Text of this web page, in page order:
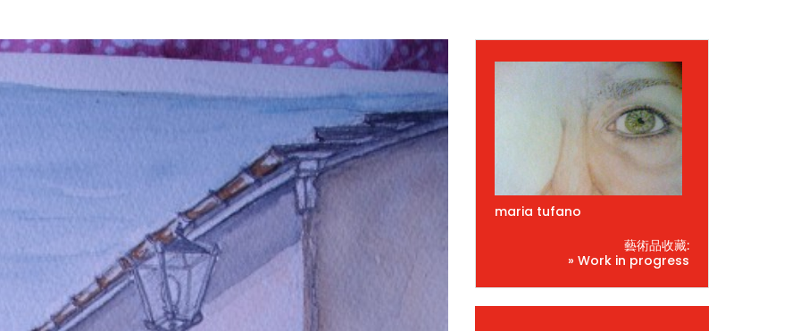
maria tufano
藝術品收藏:
» Work in progress